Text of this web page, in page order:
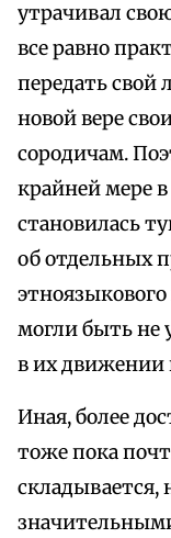
утрачивал
все равно
передать
новой вере
сородичам.
крайней мере
становилась
об отдельных
могли быть не
в их движении
Иная, более
тоже пока
складывается,